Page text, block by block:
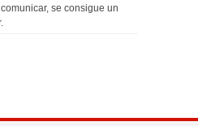
se consigue un